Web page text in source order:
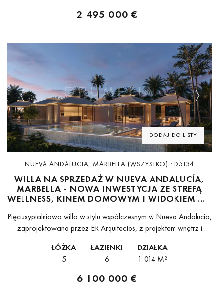
2 495 000 €
DODAJ DO LISTY
Previous Next
NUEVA ANDALUCIA, MARBELLA (WSZYSTKO) · D5134
WILLA NA SPRZEDAŻ W NUEVA ANDALUCÍA,
MARBELLA - NOWA INWESTYCJA ZE STREFĄ
WELLNESS, KINEM DOMOWYM I WIDOKIEM NA
Pięciusypialniowa willa w stylu współczesnym w Nueva Andalucía,
zaprojektowana przez ER Arquitectos, z projektem wnętrz i
które czyni z niej jedną z...
ŁÓŻKA
5
ŁAZIENKI
6
DZIAŁKA
1 014 M²
6 100 000 €